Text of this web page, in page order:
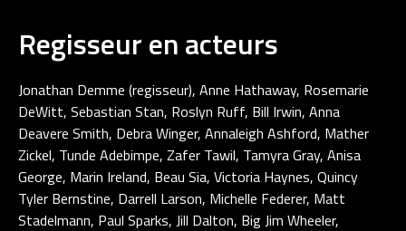
Regisseur en acteurs
Jonathan Demme (regisseur), Anne Hathaway, Rosemarie
DeWitt, Sebastian Stan, Roslyn Ruff, Bill Irwin, Anna
Deavere Smith, Debra Winger, Annaleigh Ashford, Mather
Zickel, Tunde Adebimpe, Zafer Tawil, Tamyra Gray, Anisa
George, Marin Ireland, Beau Sia, Victoria Haynes, Quincy
Tyler Bernstine, Darrell Larson, Michelle Federer, Matt
Stadelmann, Paul Sparks, Jill Dalton, Big Jim Wheeler,